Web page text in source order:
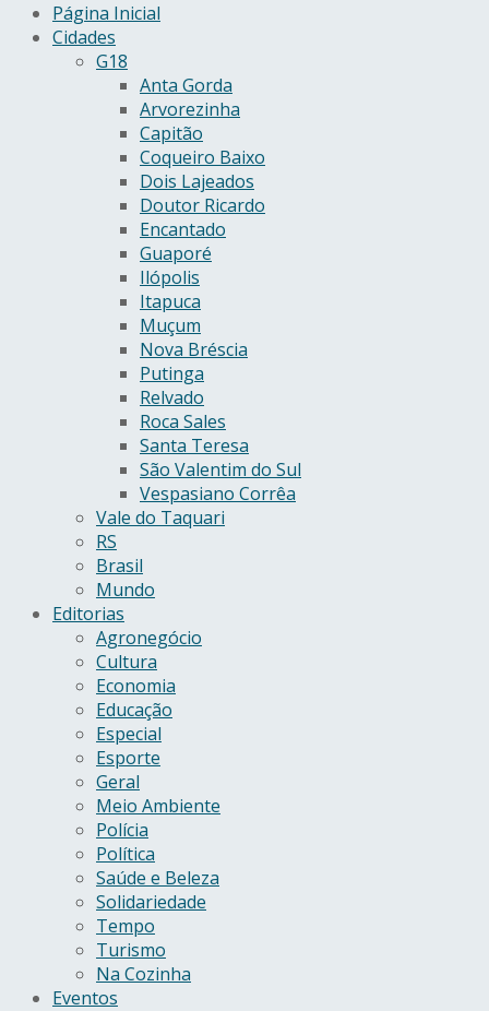
Página Inicial
Cidades
G18
Anta Gorda
Arvorezinha
Capitão
Coqueiro Baixo
Dois Lajeados
Doutor Ricardo
Encantado
Guaporé
Ilópolis
Itapuca
Muçum
Nova Bréscia
Putinga
Relvado
Roca Sales
Santa Teresa
São Valentim do Sul
Vespasiano Corrêa
Vale do Taquari
RS
Brasil
Mundo
Editorias
Agronegócio
Cultura
Economia
Educação
Especial
Esporte
Geral
Meio Ambiente
Polícia
Política
Saúde e Beleza
Solidariedade
Tempo
Turismo
Na Cozinha
Eventos